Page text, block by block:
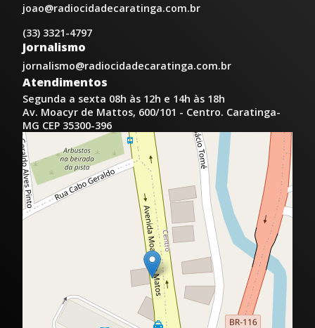
joao@radiocidadecaratinga.com.br
(33) 3321-4797
Jornalismo
jornalismo@radiocidadecaratinga.com.br
Atendimentos
Segunda a sexta 08h às 12h e 14h às 18h
Av. Moacyr de Mattos, 600/101 - Centro. Caratinga-
MG CEP 35300-396